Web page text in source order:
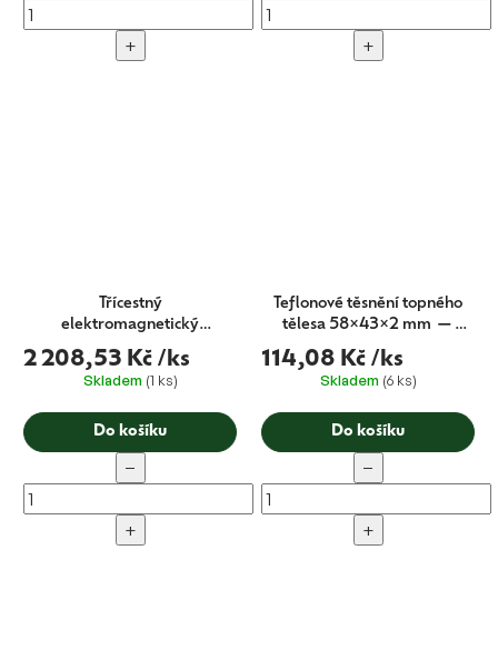
+ +
Třícestný
elektromagnetický
solenoidový ventil 230V 9W
— Astoria (originál)
2 208,53 Kč /ks
Skladem (1 ks)
Do košíku
−
+
Teflonové těsnění topného
tělesa 58×43×2 mm —
Astoria, Wega, Barista
Attitude (CMA univerzál)
114,08 Kč /ks
Skladem (6 ks)
Do košíku
−
+